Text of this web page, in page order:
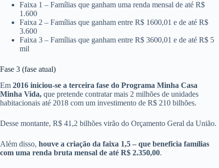
Faixa 1 – Famílias que ganham uma renda mensal de até R$
1.600
Faixa 2 – Famílias que ganham entre R$ 1600,01 e de até R$
3.600
Faixa 3 – Famílias que ganham entre R$ 3600,01 e de até R$ 5
mil
Fase 3 (fase atual)
Em 2016 iniciou-se a terceira fase do Programa Minha Casa
Minha Vida, que pretende contratar mais 2 milhões de unidades
habitacionais até 2018 com um investimento de R$ 210 bilhões.
Desse montante, R$ 41,2 bilhões virão do Orçamento Geral da União.
Além disso, houve a criação da faixa 1,5 – que beneficia famílias
com uma renda bruta mensal de até R$ 2.350,00.